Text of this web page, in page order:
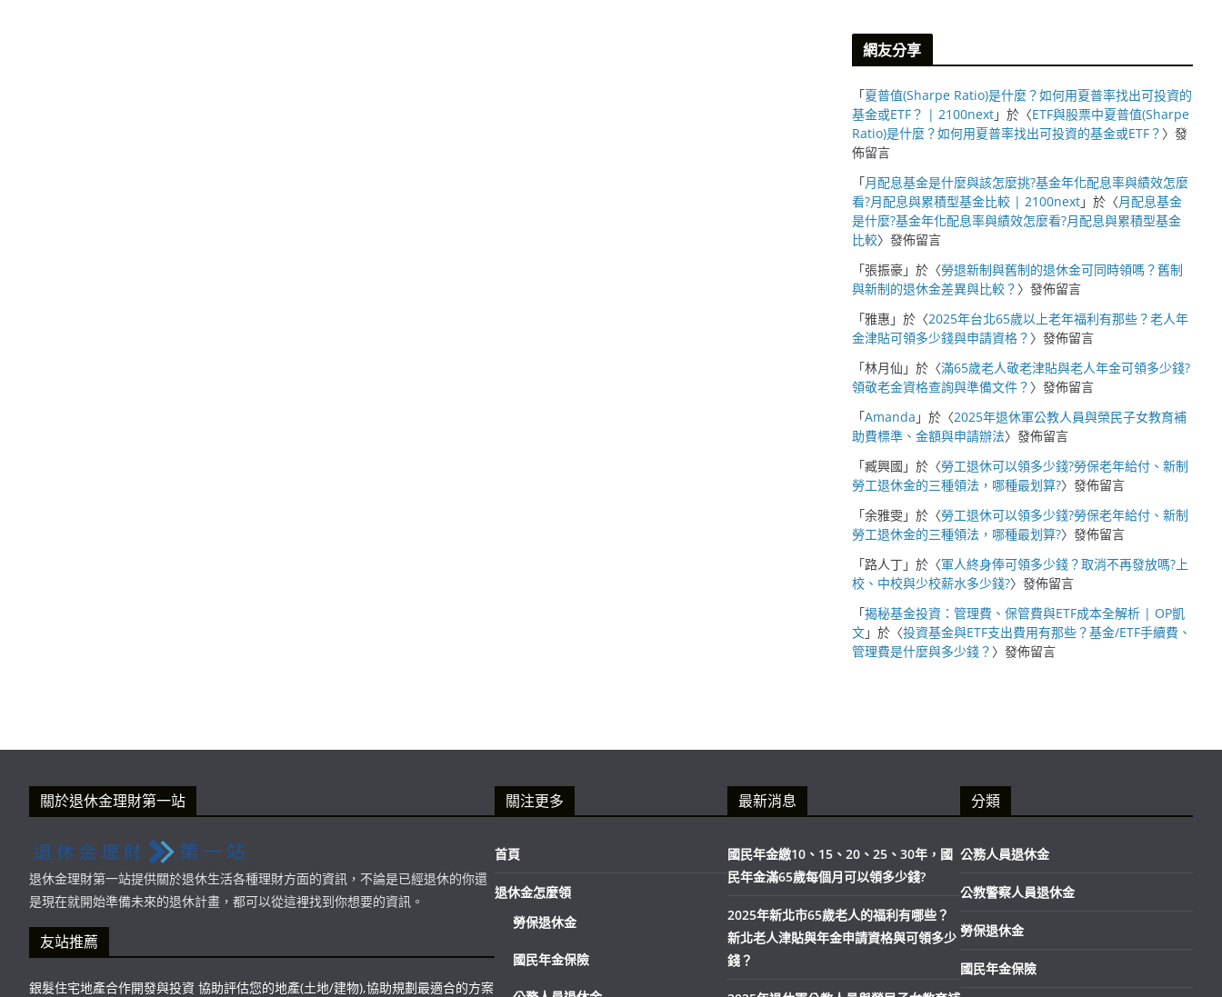
網友分享
「夏普值(Sharpe Ratio)是什麼？如何用夏普率找出可投資的
基金或ETF？ | 2100next」於〈ETF與股票中夏普值(Sharpe
Ratio)是什麼？如何用夏普率找出可投資的基金或ETF？ 〉發
佈留言
「月配息基金是什麼與該怎麼挑?基金年化配息率與績效怎麼
看?月配息與累積型基金比較 | 2100next」於〈月配息基金
是什麼?基金年化配息率與績效怎麼看?月配息與累積型基金
比較〉發佈留言
「張振豪」於〈勞退新制與舊制的退休金可同時領嗎？舊制
與新制的退休金差異與比較？ 〉發佈留言
「雅惠 」於〈2025年台北65歲以上老年福利有那些？老人年
金津貼可領多少錢與申請資格？ 〉發佈留言
「林月仙 」於〈滿65歲老人敬老津貼與老人年金可領多少錢?
領敬老金資格查詢與準備文件？ 〉發佈留言
「Amanda 」於〈2025年退休軍公教人員與榮民子女教育補
助費標準、金額與申請辦法〉發佈留言
「臧興國 」於〈勞工退休可以領多少錢?勞保老年給付、新制
勞工退休金的三種領法，哪種最划算?〉發佈留言
「余雅雯」於〈勞工退休可以領多少錢?勞保老年給付、新制
勞工退休金的三種領法，哪種最划算?〉發佈留言
「路人丁」於〈軍人終身俸可領多少錢？取消不再發放嗎?上
校、中校與少校薪水多少錢?〉發佈留言
「揭秘基金投資：管理費、保管費與ETF成本全解析 | OP凱
文」於〈投資基金與ETF支出費用有那些？基金/ETF手續費、
管理費是什麼與多少錢？ 〉發佈留言
關於退休金理財第一站
退休金理財第一站提供關於退休生活各種理財方面的資訊，不論是已經退休的你還
是現在就開始準備未來的退休計畫，都可以從這裡找到你想要的資訊。
友站推薦
銀髮住宅地產合作開發與投資 協助評估您的地產(土地/建物),協助規劃最適合的方案
關注更多
首頁
退休金怎麼領
勞保退休金
國民年金保險
最新消息
國民年金繳10、15、20、25、30年，國
民年金滿65歲每個月可以領多少錢?
2025年新北市65歲老人的福利有哪些？
新北老人津貼與年金申請資格與可領多少
錢？
分類
公務人員退休金
公教警察人員退休金
勞保退休金
國民年金保險